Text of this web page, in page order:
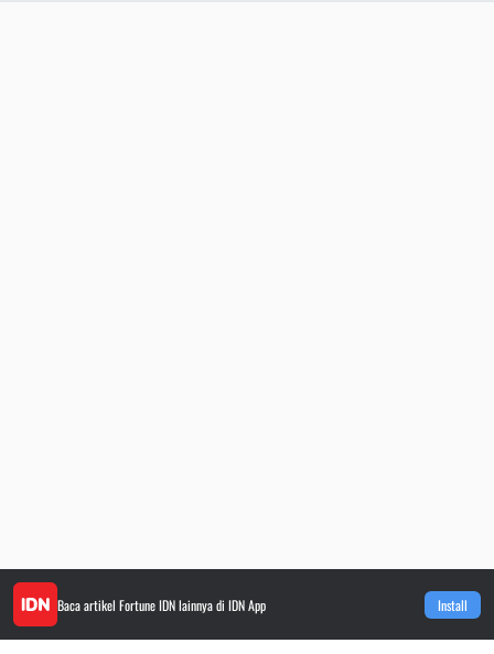
Baca artikel Fortune IDNlainnya di IDN App Install